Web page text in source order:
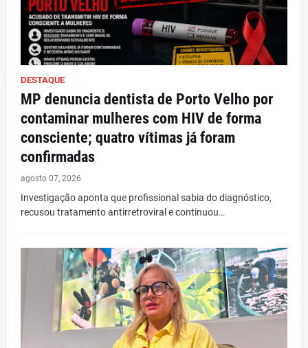
DESTAQUE
MP denuncia dentista de Porto Velho por
contaminar mulheres com HIV de forma
consciente; quatro vítimas já foram
confirmadas
agosto 07, 2026
Investigação aponta que profissional sabia do diagnóstico,
recusou tratamento antirretroviral e continuou…